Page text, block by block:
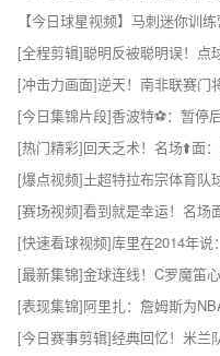
[热门精彩]回天乏术！名场⬆️面
[赛场视频]看到就是幸运！名场
[最新集锦]金球连线！C罗魔笛
[今日赛事剪辑]经典回忆！米兰